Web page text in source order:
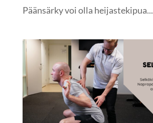
Päänsärky voi olla heijastekipua...